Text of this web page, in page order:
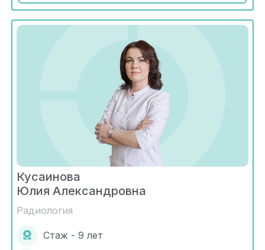
Кусаинова
Юлия Александровна
Радиология
Стаж - 9 лет